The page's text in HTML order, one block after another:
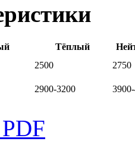
Тёплый
2500
2750
2900-3200